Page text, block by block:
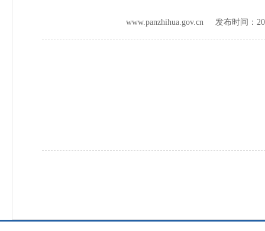
www.panzhihua.gov.cn 发布时间：